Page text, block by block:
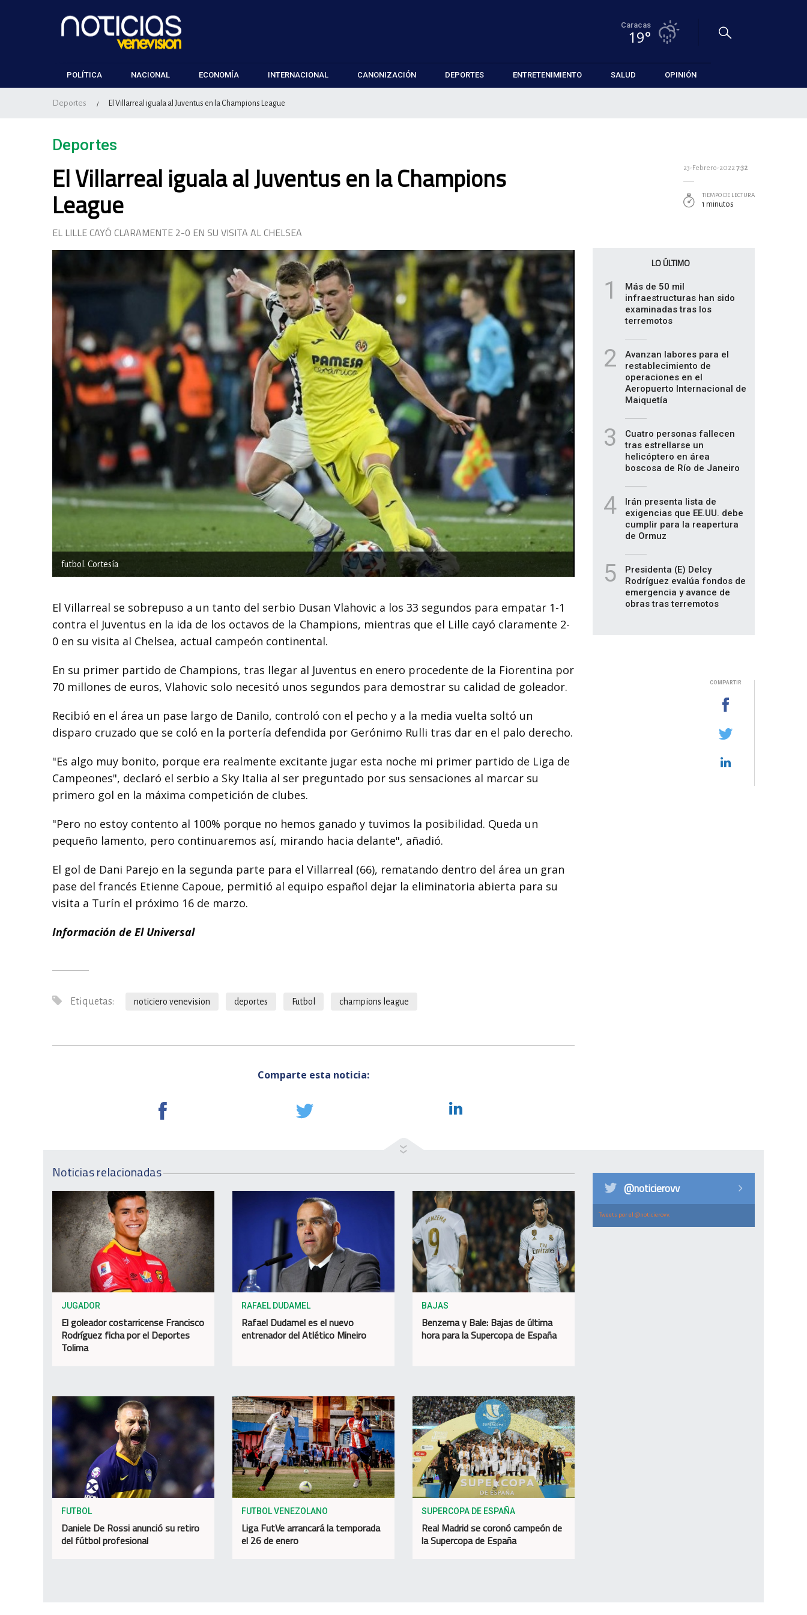
Caracas
19°
POLÍTICA NACIONAL ECONOMÍA INTERNACIONAL CANONIZACIÓN DEPORTES ENTRETENIMIENTO SALUD OPINIÓN
Deportes / El Villarreal iguala al Juventus en la Champions League
Deportes
El Villarreal iguala al Juventus en la Champions
League
EL LILLE CAYÓ CLARAMENTE 2-0 EN SU VISITA AL CHELSEA
futbol. Cortesía
El Villarreal se sobrepuso a un tanto del serbio Dusan Vlahovic a los 33 segundos para empatar 1-1
contra el Juventus en la ida de los octavos de la Champions, mientras que el Lille cayó claramente 2-
0 en su visita al Chelsea, actual campeón continental.
En su primer partido de Champions, tras llegar al Juventus en enero procedente de la Fiorentina por
70 millones de euros, Vlahovic solo necesitó unos segundos para demostrar su calidad de goleador.
Recibió en el área un pase largo de Danilo, controló con el pecho y a la media vuelta soltó un
disparo cruzado que se coló en la portería defendida por Gerónimo Rulli tras dar en el palo derecho.
"Es algo muy bonito, porque era realmente excitante jugar esta noche mi primer partido de Liga de
Campeones", declaró el serbio a Sky Italia al ser preguntado por sus sensaciones al marcar su
primero gol en la máxima competición de clubes.
"Pero no estoy contento al 100% porque no hemos ganado y tuvimos la posibilidad. Queda un
pequeño lamento, pero continuaremos así, mirando hacia delante", añadió.
El gol de Dani Parejo en la segunda parte para el Villarreal (66), rematando dentro del área un gran
pase del francés Etienne Capoue, permitió al equipo español dejar la eliminatoria abierta para su
visita a Turín el próximo 16 de marzo.
Información de El Universal
Etiquetas: noticiero venevision deportes Futbol champions league
Comparte esta noticia:
23-Febrero-20227:32
TIEMPO DE LECTURA
1 minutos
LO ÚLTIMO
1
Más de 50 mil
infraestructuras han sido
examinadas tras los
terremotos
2
Avanzan labores para el
restablecimiento de
operaciones en el
Aeropuerto Internacional de
Maiquetía
3
Cuatro personas fallecen
tras estrellarse un
helicóptero en área
boscosa de Río de Janeiro
4
Irán presenta lista de
exigencias que EE.UU. debe
cumplir para la reapertura
de Ormuz
5
Presidenta (E) Delcy
Rodríguez evalúa fondos de
emergencia y avance de
obras tras terremotos
COMPARTIR
Noticias relacionadas
JUGADOR
El goleador costarricense Francisco
Rodríguez ficha por el Deportes
Tolima
RAFAEL DUDAMEL
Rafael Dudamel es el nuevo
entrenador del Atlético Mineiro
BAJAS
Benzema y Bale: Bajas de última
hora para la Supercopa de España
FUTBOL
Daniele De Rossi anunció su retiro
del fútbol profesional
FUTBOL VENEZOLANO
Liga FutVe arrancará la temporada
el 26 de enero
SUPERCOPA DE ESPAÑA
Real Madrid se coronó campeón de
la Supercopa de España
@noticierovv
Tweets por el @noticierovv.